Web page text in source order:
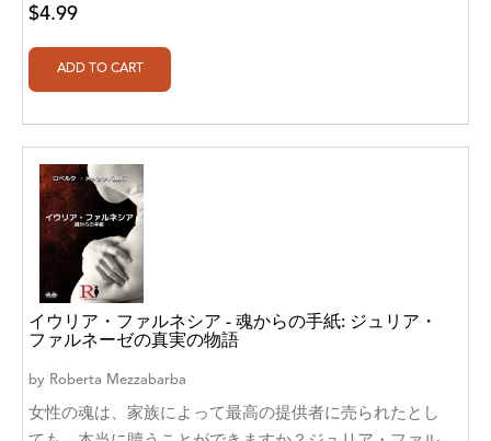
Ajanta Chakraborty and Vivek Kumar
Ajay K. Goswami
Ajit Singh
Akwesasne Notes
Al Albertson
Al Carraway
Al Desetta , Sybil Wolin
Al Johnson
Alaina Larsen, Cris Conerty and Althea
$4.99
イウリア・ファルネシア - 魂からの手紙: ジュリア・
ファルネーゼの真実の物語
by Roberta Mezzabarba
女性の魂は、家族によって最高の提供者に売られたとし